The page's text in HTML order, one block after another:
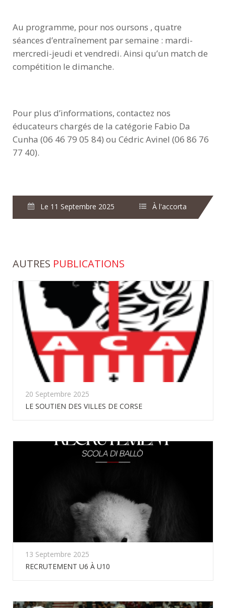
Au programme, pour nos oursons , quatre
séances d’entraînement par semaine : mardi-
mercredi-jeudi et vendredi. Ainsi qu’un match de
compétition le dimanche.
Pour plus d’informations, contactez nos
éducateurs chargés de la catégorie Fabio Da
Cunha (06 46 79 05 84) ou Cédric Avinel (06 86 76
77 40).
Le 11 Septembre 2025 À l'accorta
AUTRES PUBLICATIONS
20 Septembre 2025
LE SOUTIEN DES VILLES DE CORSE
13 Septembre 2025
RECRUTEMENT U6 À U10